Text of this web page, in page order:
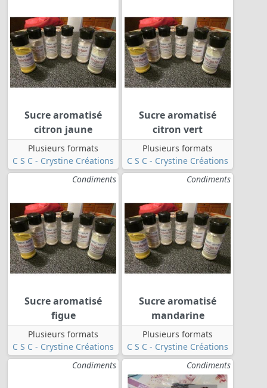
Sucre aromatisé
citron jaune
Plusieurs formats
C S C - Crystine Créations
Sucre aromatisé
citron vert
Plusieurs formats
C S C - Crystine Créations
Condiments
Sucre aromatisé
figue
Plusieurs formats
C S C - Crystine Créations
Condiments
Sucre aromatisé
mandarine
Plusieurs formats
C S C - Crystine Créations
Condiments
Condiments